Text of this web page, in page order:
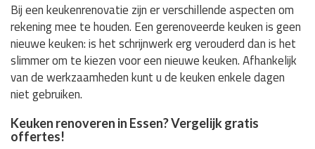
Bij een keukenrenovatie zijn er verschillende aspecten om
rekening mee te houden. Een gerenoveerde keuken is geen
nieuwe keuken: is het schrijnwerk erg verouderd dan is het
slimmer om te kiezen voor een nieuwe keuken. Afhankelijk
van de werkzaamheden kunt u de keuken enkele dagen
niet gebruiken.
Keuken renoveren in Essen? Vergelijk gratis
offertes!